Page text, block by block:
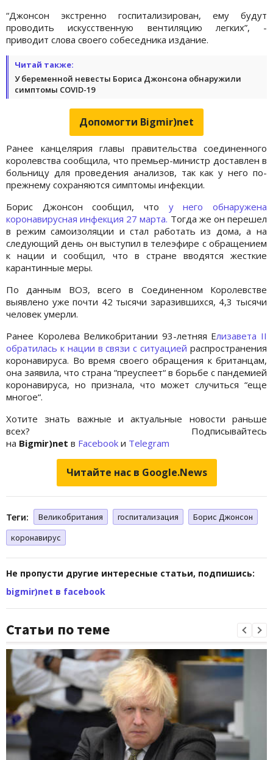
“Джонсон экстренно госпитализирован, ему будут
проводить искусственную вентиляцию легких”, -
приводит слова своего собеседника издание.
Читай также:
У беременной невесты Бориса Джонсона обнаружили
симптомы COVID-19
Допомогти Bigmir)net
Ранее канцелярия главы правительства соединенного
королевства сообщила, что премьер-министр доставлен в
больницу для проведения анализов, так как у него по-
прежнему сохраняются симптомы инфекции.
Борис Джонсон сообщил, что у него обнаружена
коронавирусная инфекция 27 марта. Тогда же он перешел
в режим самоизоляции и стал работать из дома, а на
следующий день он выступил в телеэфире с обращением
к нации и сообщил, что в стране вводятся жесткие
карантинные меры.
По данным ВОЗ, всего в Соединенном Королевстве
выявлено уже почти 42 тысячи заразившихся, 4,3 тысячи
человек умерли.
Ранее Королева Великобритании 93-летняя Елизавета II
обратилась к нации в связи с ситуацией распространения
коронавируса. Во время своего обращения к британцам,
она заявила, что страна “преуспеет“ в борьбе с пандемией
коронавируса, но признала, что может случиться “еще
многое“.
Хотите знать важные и актуальные новости раньше
всех? Подписывайтесь
на Bigmir)net в Facebook и Telegram
Читайте нас в Google.News
Теги: Великобритания госпитализация
Борис Джонсон
коронавирус
Не пропусти другие интересные статьи, подпишись:
bigmir)net в facebook
Статьи по теме